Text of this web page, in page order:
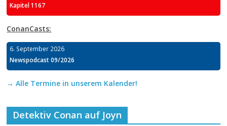
Kapitel 1167
ConanCasts:
6. September 2026
Newspodcast 09/2026
→ Alle Termine in unserem Kalender!
Detektiv Conan auf Joyn